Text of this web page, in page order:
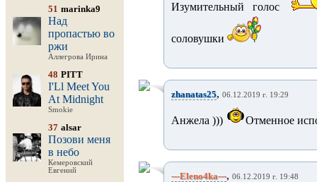
51 marinka9
Над
пропастью во
ржи
Аллегрова Ирина
48 PITT
I'Ll Meet You
At Midnight
Smokie
37 alsar
Позови меня
в небо
Кемеровский
Евгений
Изумительный голос
соловушки
zhanatas25, 06.12.2019 г. 19:29
Анжела ))) Отменное
---Eleno4ka---, 06.12.2019 г. 19:48